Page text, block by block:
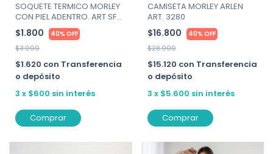
SOQUETE TERMICO MORLEY
CON PIEL ADENTRO. ART SFB-
MEDIA
$1.800 40% OFF
$3.000
$1.620 con Transferencia
o depósito
3 x $600 sin interés
Comprar
CAMISETA MORLEY ARLEN
ART. 3280
$16.800 40% OFF
$28.000
$15.120 con Transferencia
o depósito
3 x $5.600 sin interés
Comprar